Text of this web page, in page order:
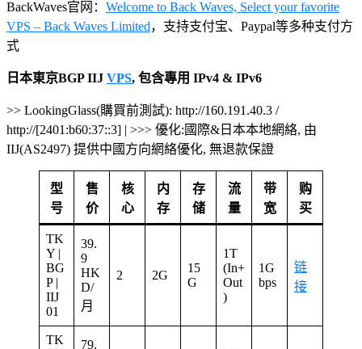
BackWaves官网： Welcome to Back Waves, Select your favorite
VPS – Back Waves Limited，支持支付宝、Paypal等多种支付方
式
日本東京BGP IIJ VPS, 包含專用 IPv4 & IPv6
>> LookingGlass(購買前測試): http://160.191.40.3 /
http://[2401:b60:37::3] | >>> 優化:國際&日本本地網絡, 由
IIJ(AS2497) 提供中國方向網絡優化, 無退款保證
型
号
售
价
核
心
内
存
存
储
流
量
带
宽
购
买
TK
Y |
BG
P |
IIJ
01
39.
9
HK
D/
月
2 2G
15
G
1T
(In+
Out
)
1G
bps
链
接
TK
79.